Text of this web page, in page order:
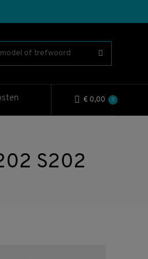
€ 0,00 0
S202